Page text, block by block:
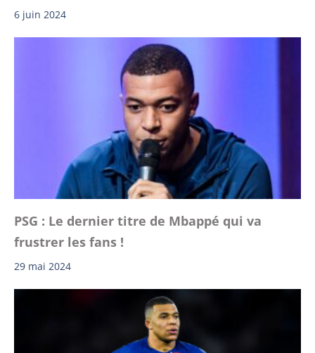
6 juin 2024
PSG : Le dernier titre de Mbappé qui va
frustrer les fans !
29 mai 2024